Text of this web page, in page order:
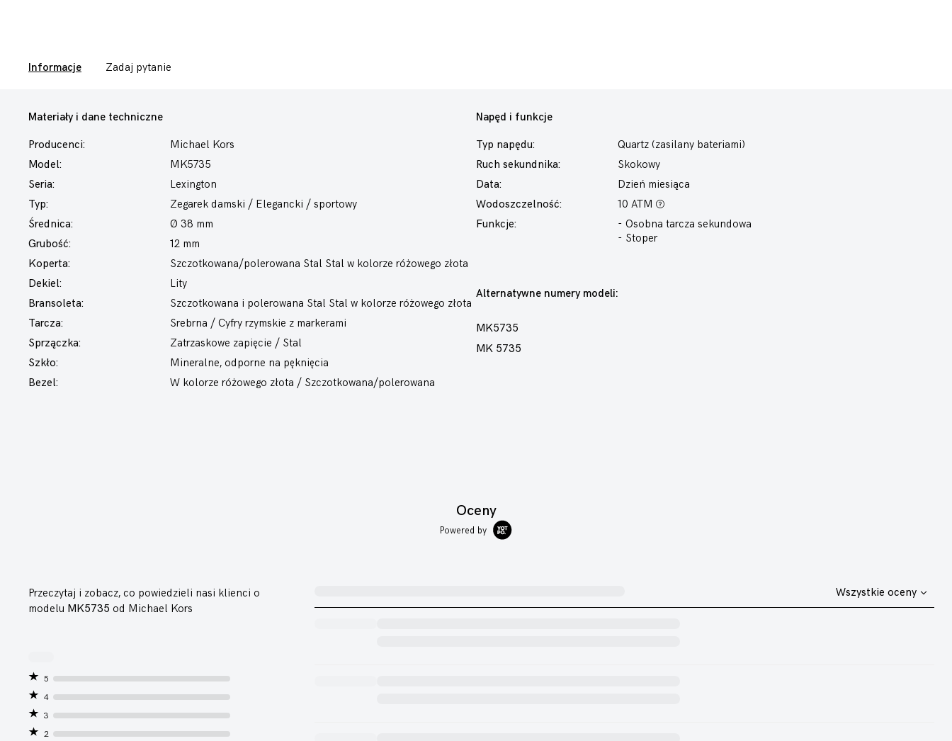
Informacje Zadaj pytanie
Materiały i dane techniczne
Producenci:
Michael Kors
Model:
MK5735
Seria:
Lexington
Typ:
Zegarek damski / Elegancki / sportowy
Średnica:
Ø 38 mm
Grubość:
12 mm
Koperta:
Szczotkowana/polerowana Stal Stal w kolorze różowego złota
Dekiel:
Lity
Bransoleta:
Szczotkowana i polerowana Stal Stal w kolorze różowego złota
Tarcza:
Srebrna / Cyfry rzymskie z markerami
Sprzączka:
Zatrzaskowe zapięcie / Stal
Szkło:
Mineralne, odporne na pęknięcia
Bezel:
W kolorze różowego złota / Szczotkowana/polerowana
Napęd i funkcje
Typ napędu:
Quartz (zasilany bateriami)
Ruch sekundnika:
Skokowy
Data:
Dzień miesiąca
Wodoszczelność:
10 ATM
Funkcje:
- Osobna tarcza sekundowa
- Stoper
Alternatywne numery modeli:
MK5735
MK 5735
Oceny
Powered by
Przeczytaj i zobacz, co powiedzieli nasi klienci o
modelu MK5735 od Michael Kors
5
4
3
2
Wszystkie oceny